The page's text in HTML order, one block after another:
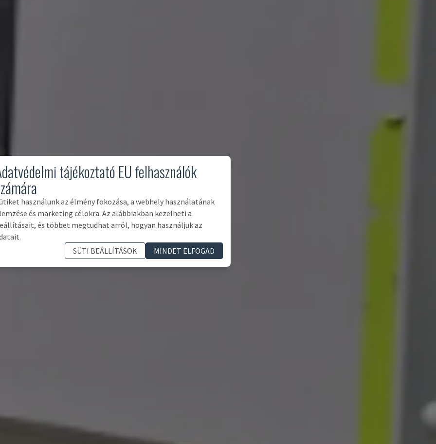
tájékoztató EU felhasználók
használunk az élmény fokozása, a webhely használatának
és marketing célokra. Az alábbiakban kezelheti a
és többet megtudhat arról, hogyan használjuk az
SÜTI BEÁLLÍTÁSOK
MINDET ELFOGAD